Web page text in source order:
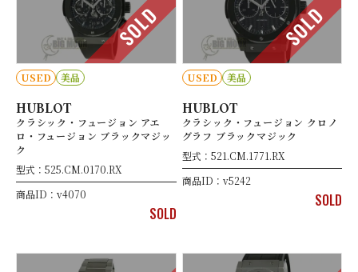
SOLD
USED 美品
HUBLOT
クラシック・フュージョン アエ
ロ・フュージョン ブラックマジッ
ク
型式：525.CM.0170.RX
商品ID：v4070
SOLD
SOLD
USED 美品
HUBLOT
クラシック・フュージョン クロノ
グラフ ブラックマジック
型式：521.CM.1771.RX
商品ID：v5242
SOLD